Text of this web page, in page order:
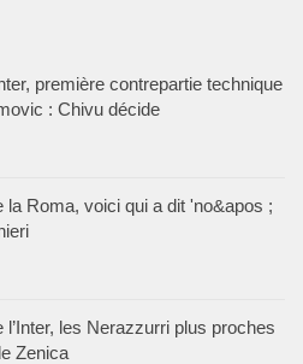
première contrepartie technique
: Chivu décide
la Roma, voici qui a dit 'no&apos ;
l’Inter, les Nerazzurri plus proches
Zenica